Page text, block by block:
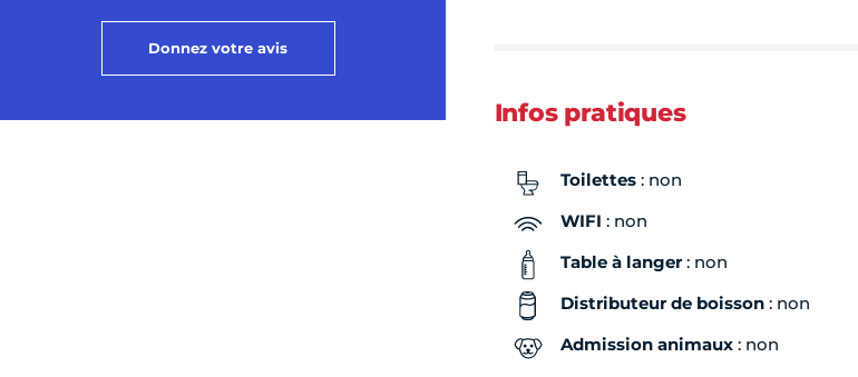
Donnez votre avis
Infos pratiques
Toilettes: non
WIFI : non
Table à langer: non
Distributeur de boisson: non
Admission animaux: non